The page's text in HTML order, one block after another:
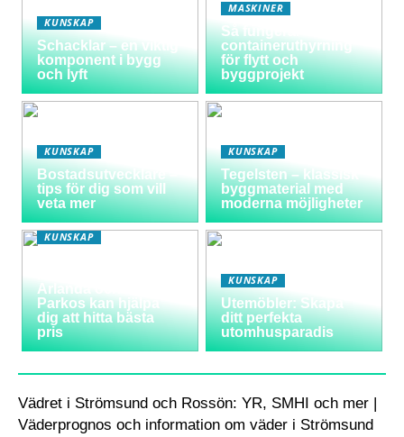
KUNSKAP
Schacklar – en viktig
komponent i bygg
och lyft
MASKINER
Så fungerar
containeruthyrning
för flytt och
byggprojekt
KUNSKAP
Bostadsutvecklare –
tips för dig som vill
veta mer
KUNSKAP
Tegelsten – klassisk
byggmaterial med
moderna möjligheter
KUNSKAP
Arlanda och hur
Parkos kan hjälpa
dig att hitta bästa
pris
KUNSKAP
Utemöbler: Skapa
ditt perfekta
utomhusparadis
Vädret i Strömsund och Rossön: YR, SMHI och mer |
Väderprognos och information om väder i Strömsund